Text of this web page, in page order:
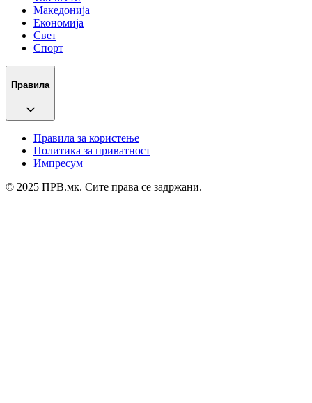
Македонија
Економија
Свет
Спорт
Правила
Правила за користење
Политика за приватност
Импресум
© 2025 ПРВ.мк. Сите права се задржани.